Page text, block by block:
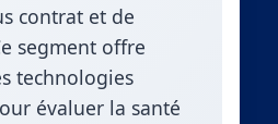
contrat et de
segment offre
technologies
évaluer la santé